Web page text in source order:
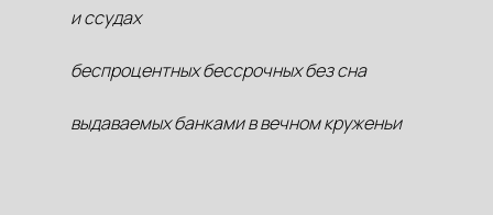
и ссудах
беспроцентных бессрочных без сна
выдаваемых банками в вечном круженьи